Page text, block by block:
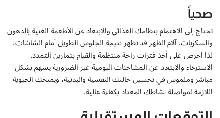
صحياً
تحتاج إلى الاهتمام بنظامك الغذائي والابتعاد عن الأطعمة الغنية بالدهون
والسكريات. آلام الظهر قد تظهر نتيجة الجلوس الطويل أمام الشاشات،
لذا احرص على أخذ فترات راحة منتظمة والقيام بتمارين التمدد.
الاسترخاء والابتعاد عن المشاحنات اليومية غير الضرورية يسهم بشكل
مباشر وملموس في تحسين حالتك النفسية والبدنية، ويمنحك الحيوية
اللازمة لمواصلة نشاطك المعتاد بكفاءة عالية.